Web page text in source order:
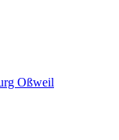
Oßweil